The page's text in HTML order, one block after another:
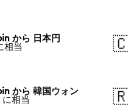
から 日本円
相当
から 韓国ウォン
相当